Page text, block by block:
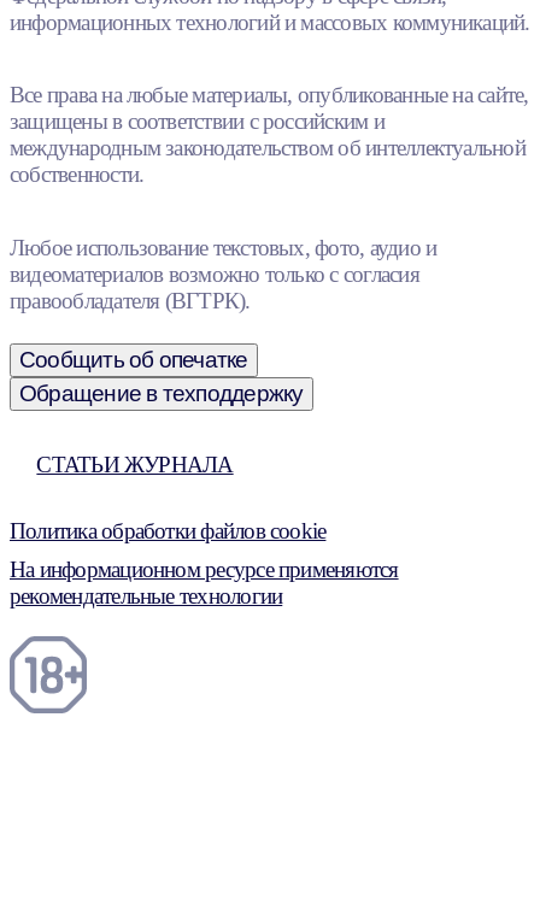
информационных технологий и массовых коммуникаций.
Все права на любые материалы, опубликованные на сайте,
защищены в соответствии с российским и
международным законодательством об интеллектуальной
собственности.
Любое использование текстовых, фото, аудио и
видеоматериалов возможно только с согласия
правообладателя (ВГТРК).
Сообщить об опечатке
Обращение в техподдержку
СТАТЬИ ЖУРНАЛА
Политика обработки файлов cookie
На информационном ресурсе применяются
рекомендательные технологии